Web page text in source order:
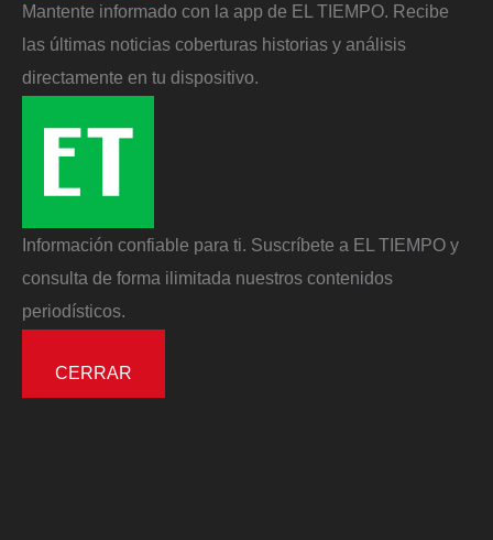
Mantente informado con la app de EL TIEMPO. Recibe
las últimas noticias coberturas historias y análisis
directamente en tu dispositivo.
Información confiable para ti. Suscríbete a EL TIEMPO y
consulta de forma ilimitada nuestros contenidos
periodísticos.
CERRAR